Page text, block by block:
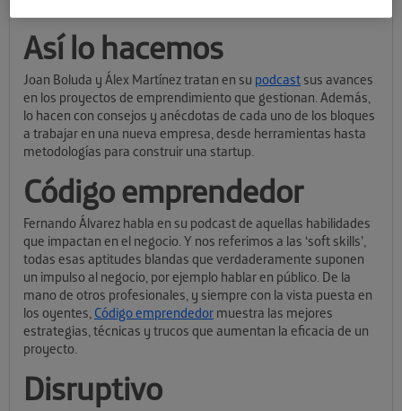
Así lo hacemos
Joan Boluda y Álex Martínez tratan en su podcast sus avances
en los proyectos de emprendimiento que gestionan. Además,
lo hacen con consejos y anécdotas de cada uno de los bloques
a trabajar en una nueva empresa, desde herramientas hasta
metodologías para construir una startup.
Código emprendedor
Fernando Álvarez habla en su podcast de aquellas habilidades
que impactan en el negocio. Y nos referimos a las ‘soft skills’,
todas esas aptitudes blandas que verdaderamente suponen
un impulso al negocio, por ejemplo hablar en público. De la
mano de otros profesionales, y siempre con la vista puesta en
los oyentes, Código emprendedor muestra las mejores
estrategias, técnicas y trucos que aumentan la eficacia de un
proyecto.
Disruptivo